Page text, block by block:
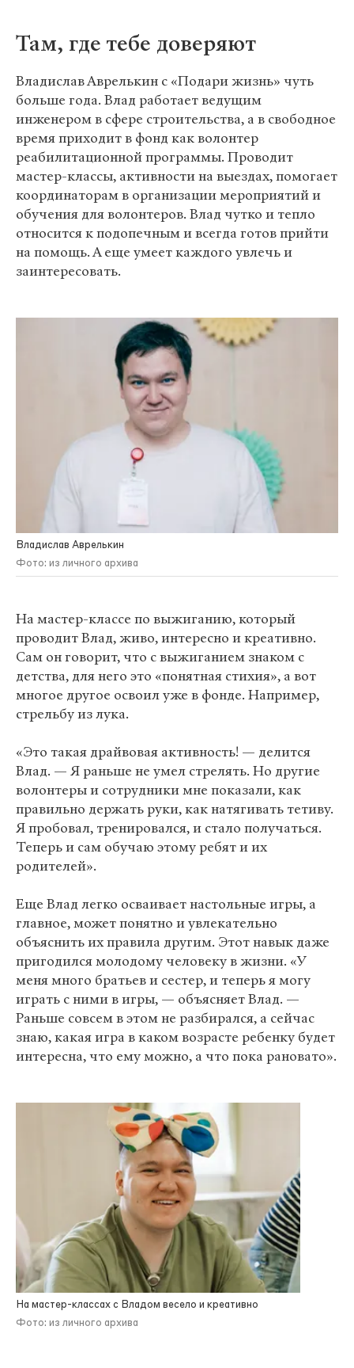
Там, где тебе доверяют
Владислав Аврелькин с «Подари жизнь» чуть
больше года. Влад работает ведущим
инженером в сфере строительства, а в свободное
время приходит в фонд как волонтер
реабилитационной программы. Проводит
мастер-классы, активности на выездах, помогает
координаторам в организации мероприятий и
обучения для волонтеров. Влад чутко и тепло
относится к подопечным и всегда готов прийти
на помощь. А еще умеет каждого увлечь и
заинтересовать.
Владислав Аврелькин
Фото: из личного архива
На мастер-классе по выжиганию, который
проводит Влад, живо, интересно и креативно.
Сам он говорит, что с выжиганием знаком с
детства, для него это «понятная стихия», а вот
многое другое освоил уже в фонде. Например,
стрельбу из лука.
«Это такая драйвовая активность! — делится
Влад. — Я раньше не умел стрелять. Но другие
волонтеры и сотрудники мне показали, как
правильно держать руки, как натягивать тетиву.
Я пробовал, тренировался, и стало получаться.
Теперь и сам обучаю этому ребят и их
родителей».
Еще Влад легко осваивает настольные игры, а
главное, может понятно и увлекательно
объяснить их правила другим. Этот навык даже
пригодился молодому человеку в жизни. «У
меня много братьев и сестер, и теперь я могу
играть с ними в игры, — объясняет Влад. —
Раньше совсем в этом не разбирался, а сейчас
знаю, какая игра в каком возрасте ребенку будет
интересна, что ему можно, а что пока рановато».
На мастер-классах с Владом весело и креативно
Фото: из личного архива